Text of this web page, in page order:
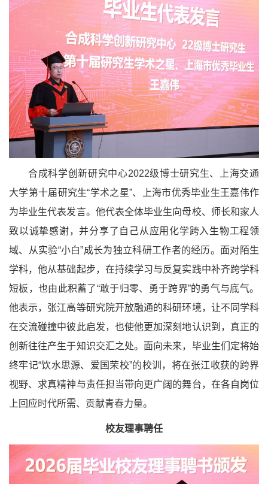
合成科学创新研究中心2022级博士研究生、上海交通
大学第十届研究生“学术之星”、上海市优秀毕业生王嘉伟作
为毕业生代表发言。他代表全体毕业生向母校、师长和家人
致以诚挚感谢，并分享了自己从应用化学跨入生物工程领
域、从实验“小白”成长为独立科研工作者的经历。面对陌生
学科，他从基础起步，在持续学习与反复实践中补齐跨学科
短板，也由此积蓄了“敢于归零、勇于跨界”的勇气与底气。
他表示，张江高等研究院开放融通的科研环境，让不同学科
在交流碰撞中彼此启发，也使他更加深刻地认识到，真正的
创新往往产生于知识交汇之处。面向未来，毕业生们定将始
终牢记“饮水思源、爱国荣校”的校训，将在张江收获的跨界
视野、求真精神与责任担当带向更广阔的舞台，在各自岗位
上回应时代所需、贡献青春力量。
校友理事聘任